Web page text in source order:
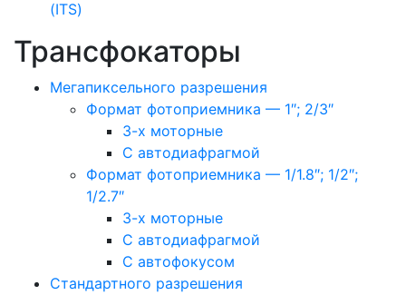
(ITS)
Трансфокаторы
Мегапиксельного разрешения
Формат фотоприемника — 1″; 2/3″
3-х моторные
С автодиафрагмой
Формат фотоприемника — 1/1.8″; 1/2″;
1/2.7″
3-х моторные
С автодиафрагмой
С автофокусом
Стандартного разрешения